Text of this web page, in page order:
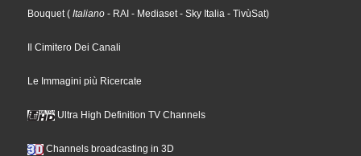
Bouquet( Italiano - RAI - Mediaset- Sky Italia - TivùSat)
Il Cimitero Dei Canali
Le Immagini più Ricercate
Ultra High Definition TV Channels
Channels broadcasting in 3D